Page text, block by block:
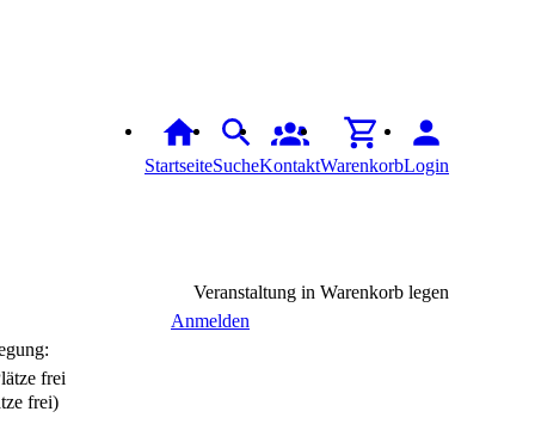
StartseiteSucheKontaktWarenkorbLogin
Veranstaltung in Warenkorb legen
Anmelden
frei)